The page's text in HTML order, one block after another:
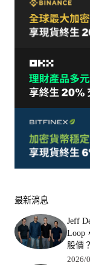
最新消息
Jeff
Loop
股價？
2026/